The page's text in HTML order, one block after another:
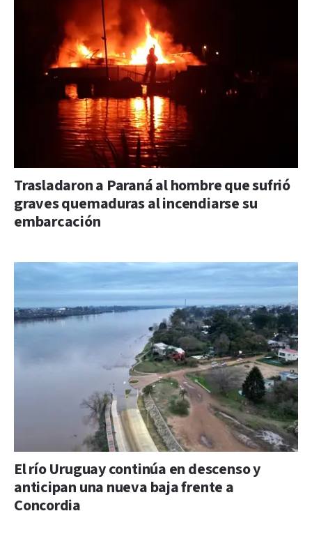
Trasladaron a Paraná al hombre que sufrió
graves quemaduras al incendiarse su
embarcación
El río Uruguay continúa en descenso y
anticipan una nueva baja frente a
Concordia